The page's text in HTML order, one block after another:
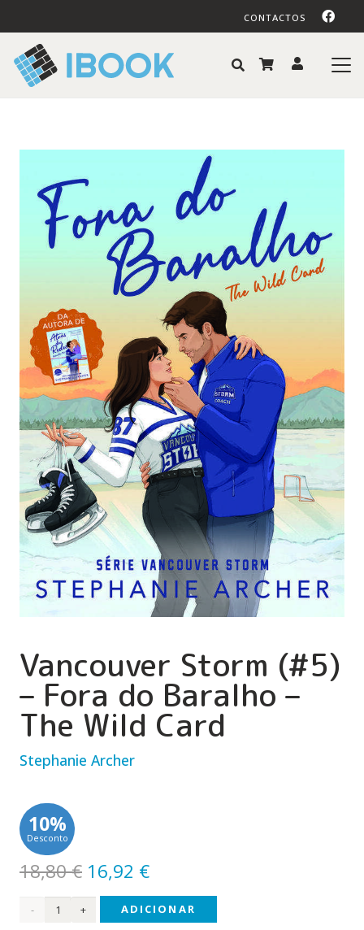
CONTACTOS
Vancouver Storm (#5)
– Fora do Baralho –
The Wild Card
Stephanie Archer
10%
Desconto
18,80€ O
preço
original
16,92 €O
preço
atual
Quantidade
ADICIONAR